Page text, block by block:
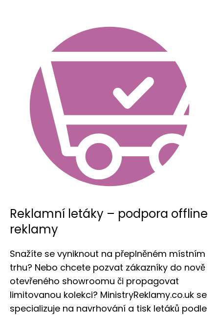
Reklamní letáky – podpora offline
reklamy
Snažíte se vyniknout na přeplněném místním
trhu? Nebo chcete pozvat zákazníky do nově
otevřeného showroomu či propagovat
limitovanou kolekci? MinistryReklamy.co.uk se
specializuje na navrhování a tisk letáků podle